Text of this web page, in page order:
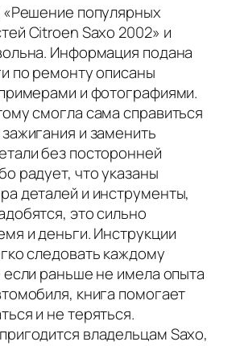
«Решение популярных
Citroen Saxo 2002» и
Информация подана
по ремонту описаны
и фотографиями.
смогла сама справиться
и заменить
без посторонней
радует, что указаны
деталей и инструменты,
это сильно
и деньги. Инструкции
следовать каждому
раньше не имела опыта
книга помогает
и не теряться.
владельцам Saxo,